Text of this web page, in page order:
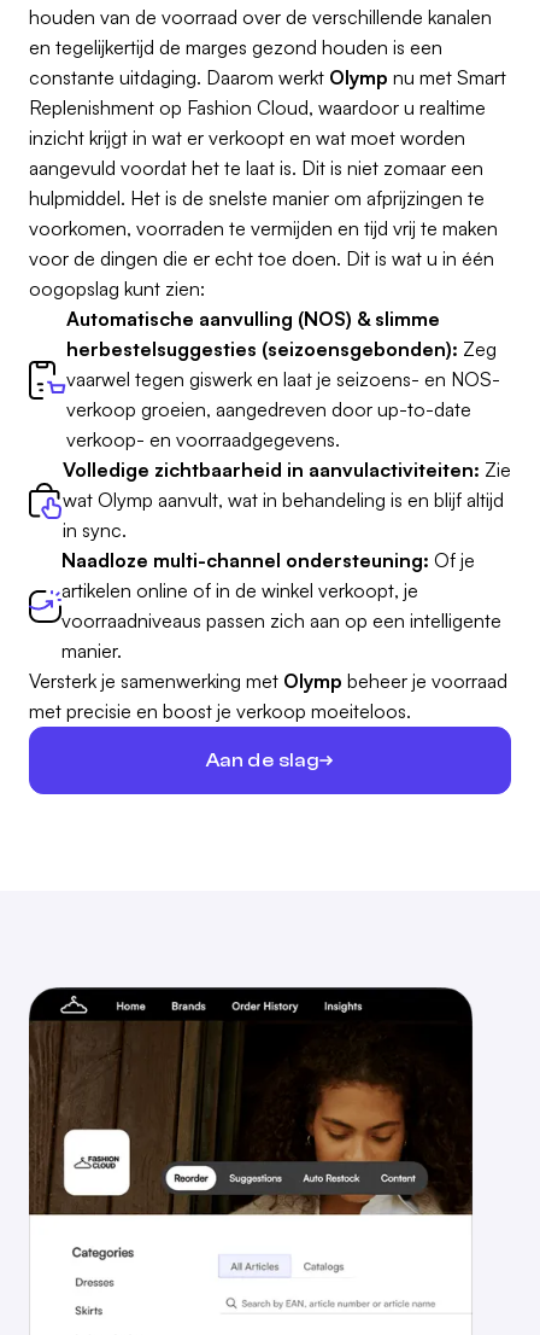
houden van de voorraad over de verschillende kanalen
en tegelijkertijd de marges gezond houden is een
constante uitdaging. Daarom werkt Olymp nu met Smart
Replenishment op Fashion Cloud, waardoor u realtime
inzicht krijgt in wat er verkoopt en wat moet worden
aangevuld voordat het te laat is. Dit is niet zomaar een
hulpmiddel. Het is de snelste manier om afprijzingen te
voorkomen, voorraden te vermijden en tijd vrij te maken
voor de dingen die er echt toe doen. Dit is wat u in één
oogopslag kunt zien:
Automatische aanvulling (NOS) & slimme
herbestelsuggesties (seizoensgebonden): Zeg
vaarwel tegen giswerk en laat je seizoens- en NOS-
verkoop groeien, aangedreven door up-to-date
verkoop- en voorraadgegevens.
Volledige zichtbaarheid in aanvulactiviteiten: Zie
wat Olymp aanvult, wat in behandeling is en blijf altijd
in sync.
Naadloze multi-channel ondersteuning: Of je
artikelen online of in de winkel verkoopt, je
voorraadniveaus passen zich aan op een intelligente
manier.
Versterk je samenwerking met Olymp beheer je voorraad
met precisie en boost je verkoop moeiteloos.
Aan de slag